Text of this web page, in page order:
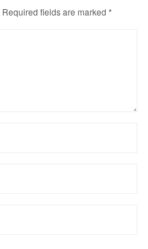
Required fields are marked *